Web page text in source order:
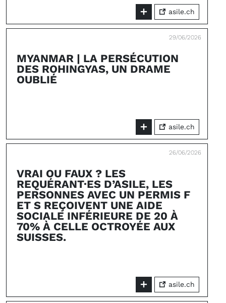
asile.ch
29/06/2026
MYANMAR | LA PERSÉCUTION
DES ROHINGYAS, UN DRAME
OUBLIÉ
asile.ch
26/06/2026
VRAI OU FAUX ? LES
REQUÉRANT·ES D’ASILE, LES
PERSONNES AVEC UN PERMIS F
ET S REÇOIVENT UNE AIDE
SOCIALE INFÉRIEURE DE 20 À
70% À CELLE OCTROYÉE AUX
SUISSES.
asile.ch